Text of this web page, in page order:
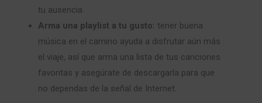
tu ausencia.
Arma una playlist a tu gusto: tener buena
música en el camino ayuda a disfrutar aún más
el viaje, así que arma una lista de tus canciones
favoritas y asegúrate de descargarla para que
no dependas de la señal de Internet.